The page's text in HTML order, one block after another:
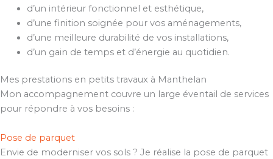
d’un intérieur fonctionnel et esthétique,
d’une finition soignée pour vos aménagements,
d’une meilleure durabilité de vos installations,
d’un gain de temps et d’énergie au quotidien.
Mes prestations en petits travaux à Manthelan
Mon accompagnement couvre un large éventail de services
pour répondre à vos besoins :
Pose de parquet
Envie de moderniser vos sols ? Je réalise la pose de parquet